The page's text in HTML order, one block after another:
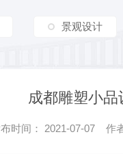
景观设计
成都雕塑小品
时间： 2021-07-07 作